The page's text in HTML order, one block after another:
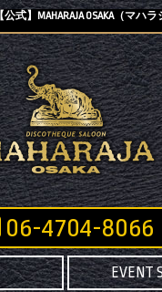
【公式】MAHARAJA OSAKA（マハ
06-4704-8066
EVENT